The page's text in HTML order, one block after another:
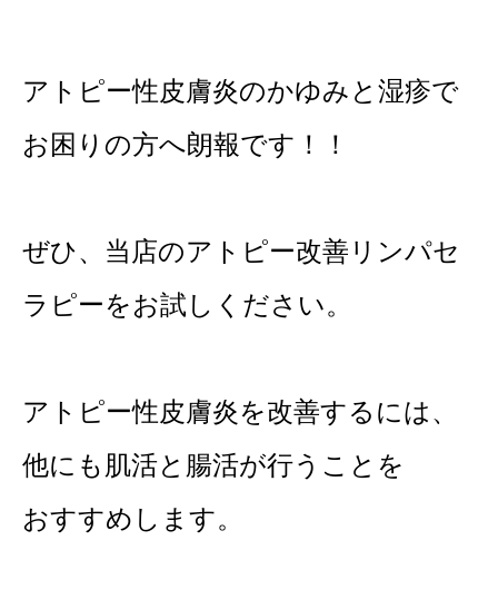
アトピー性皮膚炎のかゆみと湿疹で
お困りの方へ朗報です！！
ぜひ、当店のアトピー改善リンパセ
ラピーをお試しください。
アトピー性皮膚炎を改善するには、
他にも肌活と腸活が行うことを
おすすめします。